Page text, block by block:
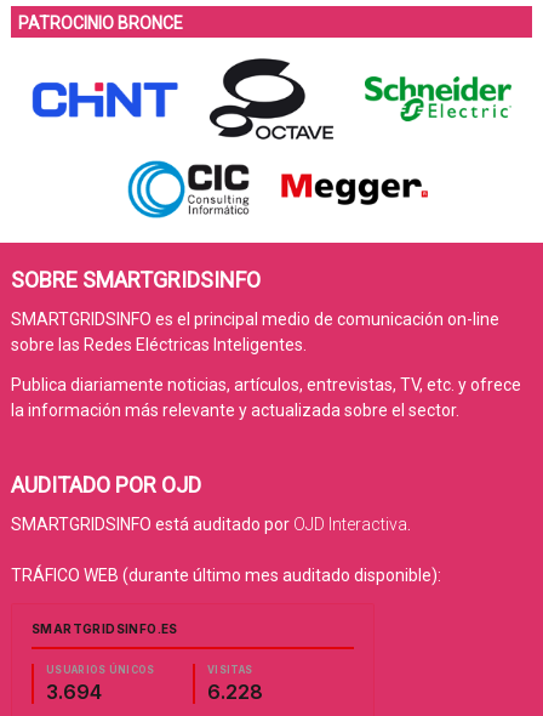
PATROCINIO BRONCE
SOBRE SMARTGRIDSINFO
SMARTGRIDSINFO es el principal medio de comunicación on-line
sobre las Redes Eléctricas Inteligentes.
Publica diariamente noticias, artículos, entrevistas, TV, etc. y ofrece
la información más relevante y actualizada sobre el sector.
AUDITADO POR OJD
SMARTGRIDSINFO está auditado por OJD Interactiva
TRÁFICO WEB (durante último mes auditado disponible):